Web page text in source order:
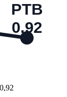
PTB
0,92
0,92